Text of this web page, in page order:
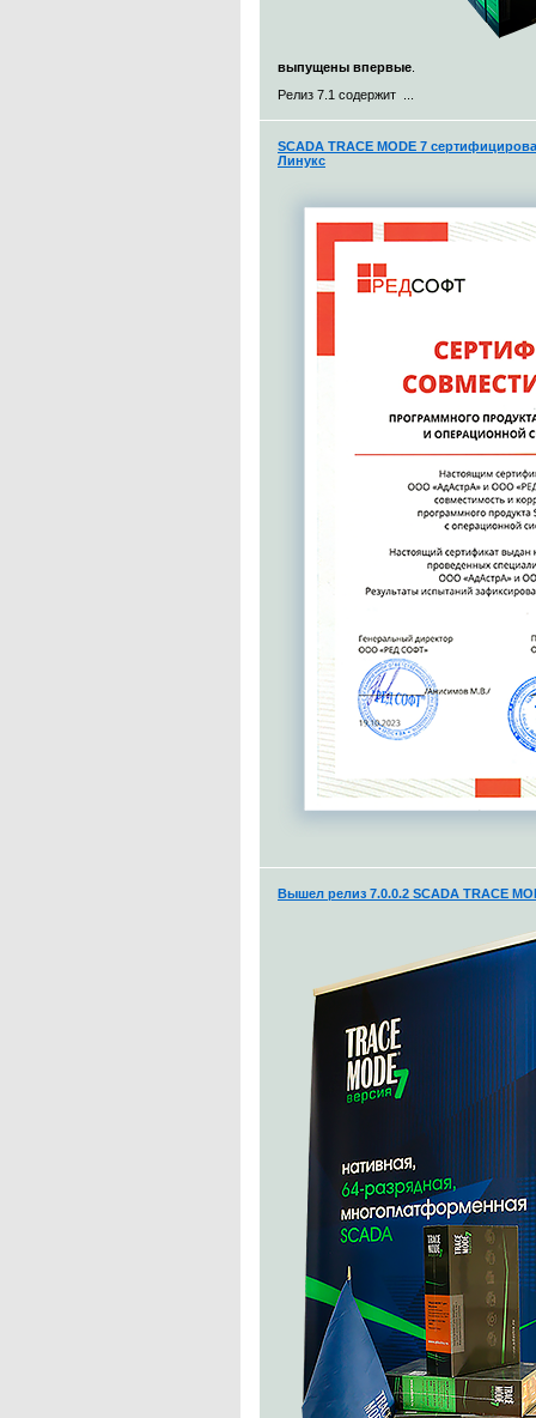
выпущены впервые
Релиз 7.1 содержит ...
SCADA TRACE MODE 7
Линукс
Вышел релиз 7.0.0.2 SCADA TRACE